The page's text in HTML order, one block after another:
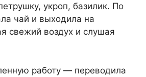
укроп, базилик. По
чай и выходила на
свежий воздух и слушая
работу — переводила